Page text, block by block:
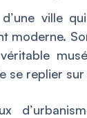
ville
moderne.
se replier sur